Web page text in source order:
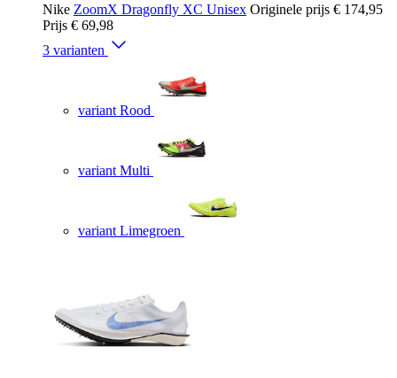
Nike ZoomX Dragonfly XC Unisex Originele prijs € 174,95
Prijs € 69,98
3 varianten
variant Rood
variant Multi
variant Limegroen